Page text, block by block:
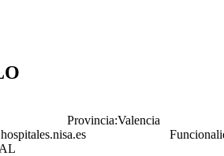
Provincia:Valencia